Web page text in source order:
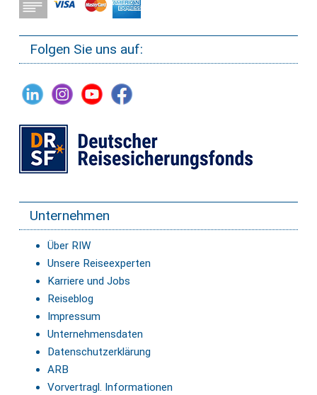
Folgen Sie uns auf:
Unternehmen
Über RIW
Unsere Reiseexperten
Karriere und Jobs
Reiseblog
Impressum
Unternehmensdaten
Datenschutzerklärung
ARB
Vorvertragl. Informationen